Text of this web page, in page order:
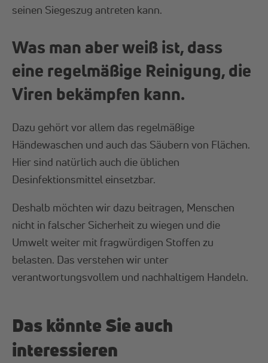
seinen Siegeszug antreten kann.
Was man aber weiß ist, dass
eine regelmäßige Reinigung, die
Viren bekämpfen kann.
Dazu gehört vor allem das regelmäßige
Händewaschen und auch das Säubern von Flächen.
Hier sind natürlich auch die üblichen
Desinfektionsmittel einsetzbar.
Deshalb möchten wir dazu beitragen, Menschen
nicht in falscher Sicherheit zu wiegen und die
Umwelt weiter mit fragwürdigen Stoffen zu
belasten. Das verstehen wir unter
verantwortungsvollem und nachhaltigem Handeln.
Das könnte Sie auch
interessieren